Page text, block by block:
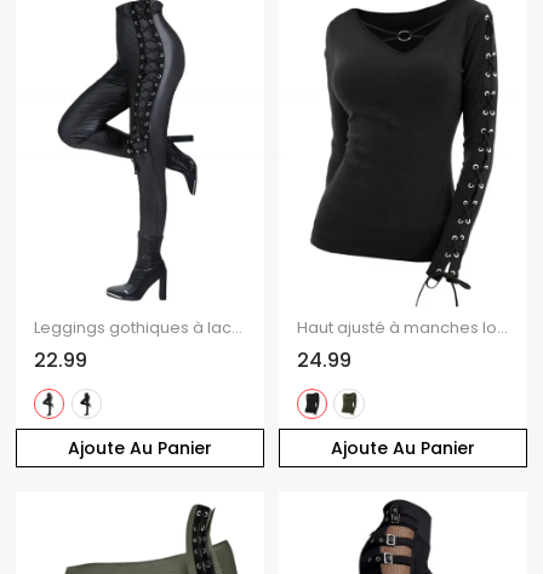
Ajoute Au Panier
Leggings gothiques à lacets et œillets, pantalon long skinny
22.99
Ajoute Au Panier
Haut ajusté à manches longues et col rond Solid VO à lacets
24.99